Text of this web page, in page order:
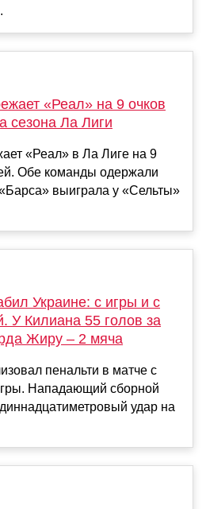
«Реал» на 9 очков
сезона Ла Лиги
«Реал» в Ла Лиге на 9
Обе команды одержали
выиграла у «Сельты»
Украине: с игры и с
У Килиана 55 голов за
Жиру – 2 мяча
пенальти в матче с
Нападающий сборной
удар на